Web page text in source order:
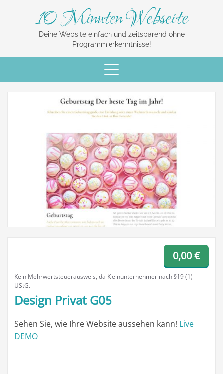
10 Minuten Webseite
Deine Website einfach und zeitsparend ohne
Programmierkenntnisse!
Schalte
Navigation
0,00€
Design Privat G05
Kein Mehrwertsteuerausweis, da Kleinunternehmer nach §19 (1)
UStG.
Sehen Sie, wie Ihre Website aussehen kann! Live
DEMO